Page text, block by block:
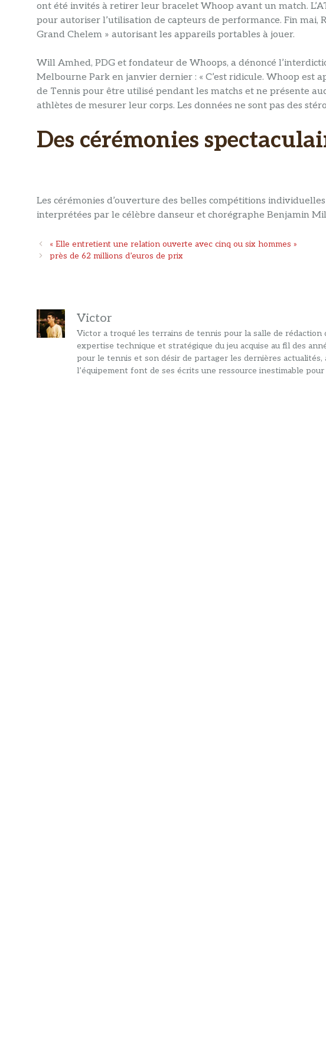
ont été invités à retirer leur bracelet Whoop avant un match.
pour autoriser l’utilisation de capteurs de performance. Fin mai,
Grand Chelem » autorisant les appareils portables à jouer.
Will Amhed, PDG et fondateur de Whoops, a dénoncé
Melbourne Park en janvier dernier : « C’est ridicule. Whoop est
de Tennis pour être utilisé pendant les matchs et ne présente
athlètes de mesurer leur corps. Les données ne sont pas des
Des cérémonies
Les cérémonies d’ouverture des belles compétitions
interprétées par le célèbre danseur et chorégraphe Benjamin
Navigation
des
« Elle entretient une relation ouverte avec cinq ou six hommes »
près de 62 millions d’euros de prix
Victor
Victor a troqué les terrains de tennis pour la salle de
expertise technique et stratégique du jeu acquise au fil des
pour le tennis et son désir de partager les dernières actualités,
l’équipement font de ses écrits une ressource inestimable